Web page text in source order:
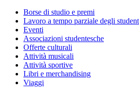
Borse di studio e premi
Lavoro a tempo parziale degli
Eventi
Associazioni studentesche
Offerte culturali
Attività musicali
Attività sportive
Libri e merchandising
Viaggi